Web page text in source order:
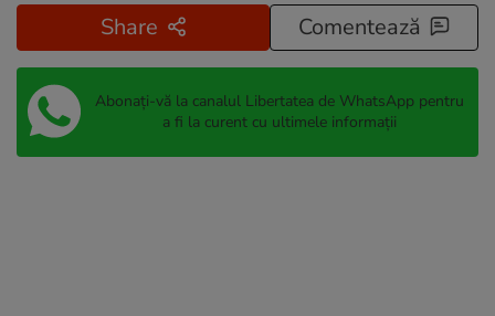
Share Comentează
Abonați-vă la canalul Libertatea de WhatsApp pentru
a fi la curent cu ultimele informații